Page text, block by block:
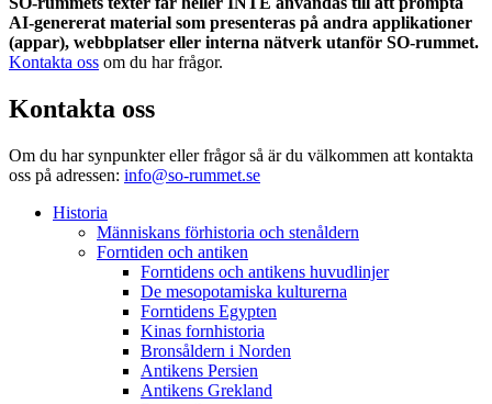
AI-genererat material som presenteras på andra applikationer
(appar), webbplatser eller interna nätverk utanför SO-rummet.
Kontakta oss om du har frågor.
Kontakta oss
Om du har synpunkter eller frågor så är du välkommen att kontakta
oss på adressen: info@so-rummet.se
Historia
Människans förhistoria och stenåldern
Forntiden och antiken
Forntidens och antikens huvudlinjer
De mesopotamiska kulturerna
Forntidens Egypten
Kinas fornhistoria
Bronsåldern i Norden
Antikens Persien
Antikens Grekland